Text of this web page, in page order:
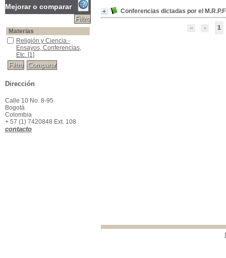
Conferencias dictadas por el
1
Mejorar o comparar
Materias
Religión y Ciencia -Ensayos, Conferencias, Etc.
Religión y Ciencia -
Ensayos, Conferencias,
Etc. [1]
Dirección
Calle 10 No. 8-95
Bogotá
Colombia
+ 57 (1) 7420848 Ext. 108
contacto